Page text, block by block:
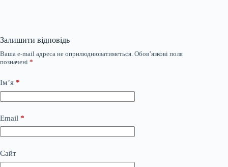
Залишити відповідь
Ваша e-mail адреса не оприлюднюватиметься. Обов’язкові поля
позначені *
Ім’я *
Email *
Сайт